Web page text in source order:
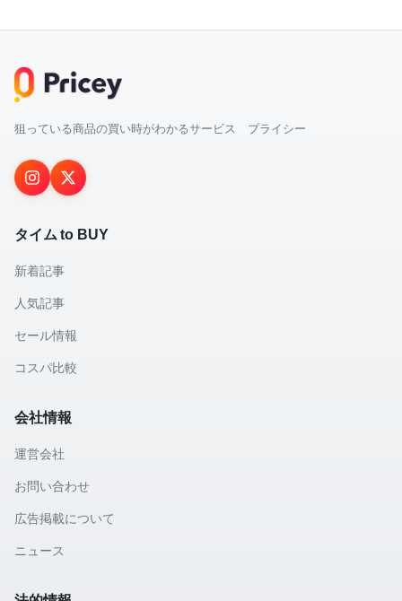
狙っている商品の買い時がわかるサービス プライシー
タイム to BUY
新着記事
人気記事
セール情報
コスパ比較
会社情報
運営会社
お問い合わせ
広告掲載について
ニュース